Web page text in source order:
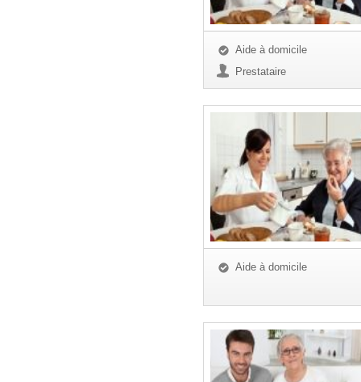
Aide à domicile
Prestataire
Aide à domicile